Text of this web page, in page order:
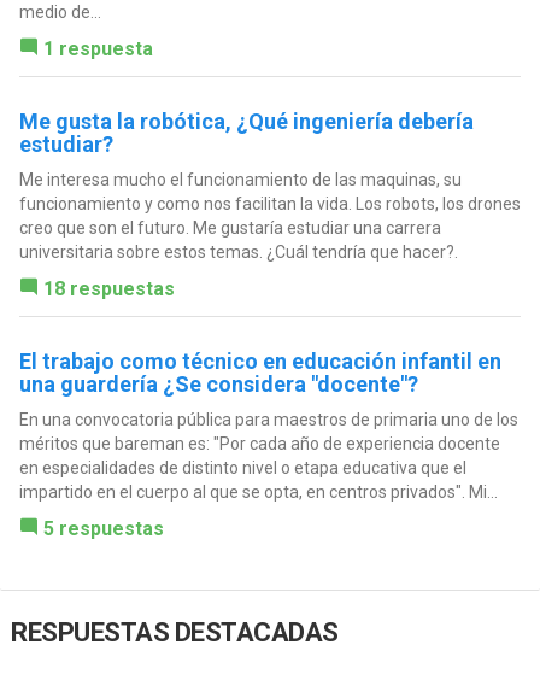
medio de...
1 respuesta
Me gusta la robótica, ¿Qué ingeniería debería
estudiar?
Me interesa mucho el funcionamiento de las maquinas, su
funcionamiento y como nos facilitan la vida. Los robots, los drones
creo que son el futuro. Me gustaría estudiar una carrera
universitaria sobre estos temas. ¿Cuál tendría que hacer?.
18 respuestas
El trabajo como técnico en educación infantil en
una guardería ¿Se considera "docente"?
En una convocatoria pública para maestros de primaria uno de los
méritos que bareman es: "Por cada año de experiencia docente
en especialidades de distinto nivel o etapa educativa que el
impartido en el cuerpo al que se opta, en centros privados". Mi...
5 respuestas
RESPUESTAS DESTACADAS